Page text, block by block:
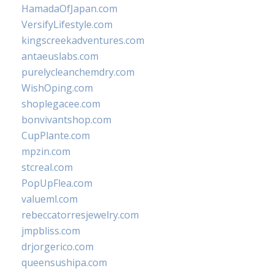
HamadaOfJapan.com
VersifyLifestyle.com
kingscreekadventures.com
antaeuslabs.com
purelycleanchemdry.com
WishOping.com
shoplegacee.com
bonvivantshop.com
CupPlante.com
mpzin.com
stcreal.com
PopUpFlea.com
valueml.com
rebeccatorresjewelry.com
jmpbliss.com
drjorgerico.com
queensushipa.com